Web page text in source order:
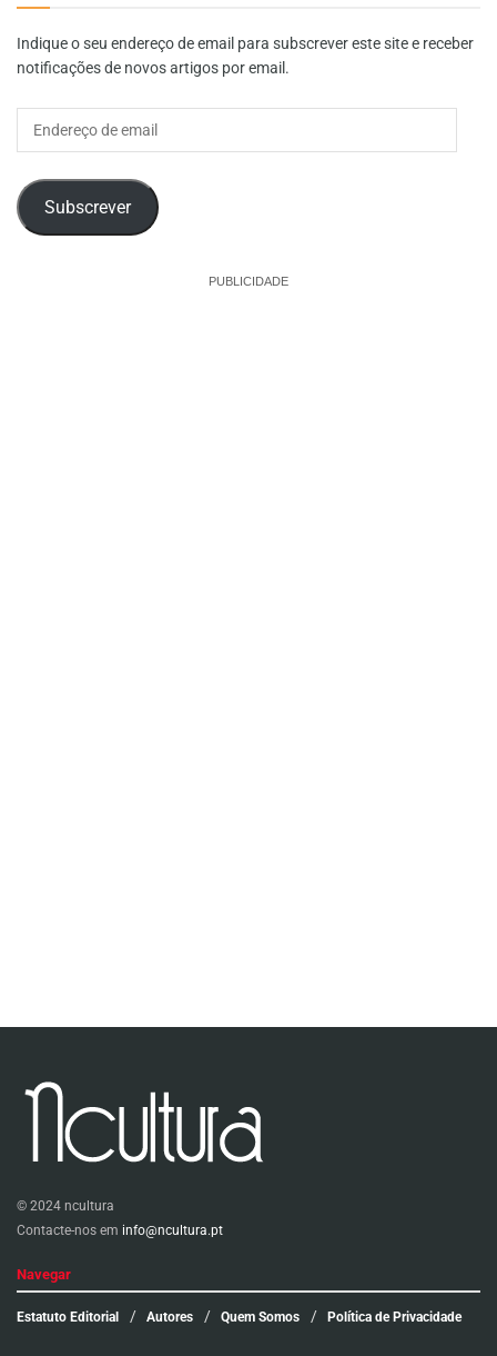
Indique o seu endereço de email para subscrever este site e receber
notificações de novos artigos por email.
Subscrever
PUBLICIDADE
© 2024 ncultura
Contacte-nos em info@ncultura.pt
Navegar
Estatuto Editorial Autores Quem Somos Política de Privacidade